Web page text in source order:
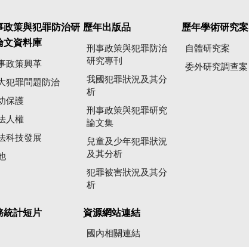
政策與犯罪防治研
文資料庫
政策興革
犯罪問題防治
保護
人權
科技發展
歷年出版品
刑事政策與犯罪防治
研究專刊
我國犯罪狀況及其分
析
刑事政策與犯罪研究
論文集
兒童及少年犯罪狀況
及其分析
犯罪被害狀況及其分
析
歷年學術研究案
自體研究案
委外研究調查案
統計短片 資源網站連結
國內相關連結